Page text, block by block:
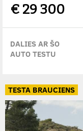
€ 29 300
DALIES AR ŠO
AUTO TESTU
TESTA BRAUCIENS